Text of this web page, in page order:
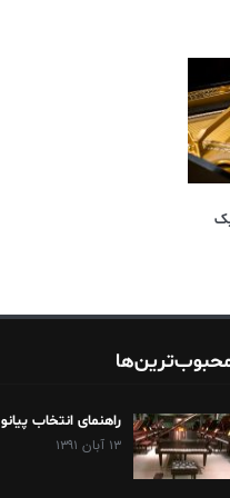
راهنمای انتخاب پیانو
۱۳ آبان ۱۳۹۱